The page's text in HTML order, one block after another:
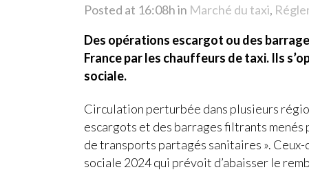
Posted at 16:08hin Marché du taxi,
Des opérations escargot ou des
France par les chauffeurs de taxi. Ils
sociale.
Circulation perturbée dans plusieurs
escargots et des barrages filtrants
de transports partagés sanitaires ». Ceux-
sociale 2024 qui prévoit d’abaisser le